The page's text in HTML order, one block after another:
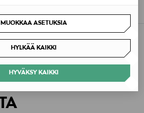
MUOKKAA ASETUKSIA
HYLKÄÄ KAIKKI
HYVÄKSY KAIKKI
ApS, Sandtoften 10 B, 2820
Denmark
alk.Original Price
56,90 €